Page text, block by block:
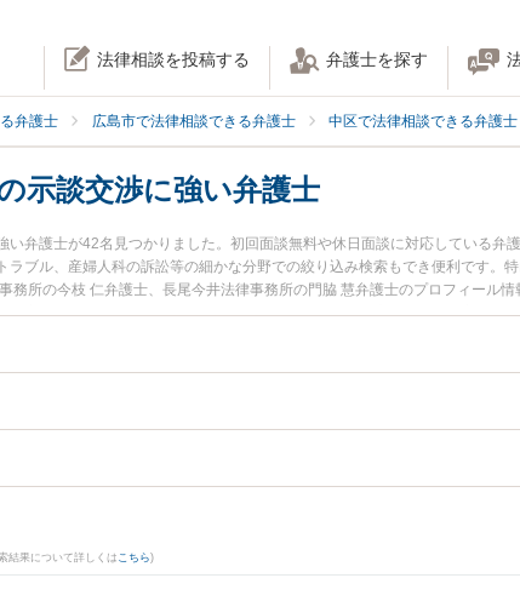
法律相談を投稿する 弁護士を探す
弁護士 広島市で法律相談できる弁護士 中区で法律相談できる弁護士
示談交渉に強い弁護士
い弁護士が42名見つかりました。初回面談無料や休日面談に対応している弁
ラブル、産婦人科の訴訟等の細かな分野での絞り込み検索もでき便利です。
務所の今枝 仁弁護士、長尾今井法律事務所の門脇 慧弁護士のプロフィール
談交渉のトラブルを今すぐに弁護士に相談したい』『医療事故の示談交渉の
談できる広島市中区内の弁護士に相談予約したい』などでお困りの相談者さん
結果について詳しくはこちら)